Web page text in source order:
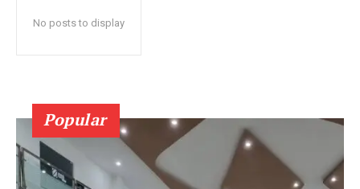
No posts to display
Popular